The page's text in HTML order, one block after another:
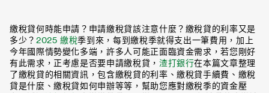
繳稅貸何時能申請？申請繳稅貸該注意什麼？繳稅貸的利率又是
多少？ 2025 繳稅季到來，每到繳稅季就得支出一筆費用，加上
今年國際情勢變化多端，許多人可能正面臨資金需求，若您剛好
有此需求，正考慮是否要申請繳稅貸， 渣打銀行在本篇文章整理
了繳稅貸的相關資訊，包含繳稅貸的利率、繳稅貸手續費、繳稅
貸是什麼、繳稅貸如何申辦等等，幫助您應對繳稅季的資金壓